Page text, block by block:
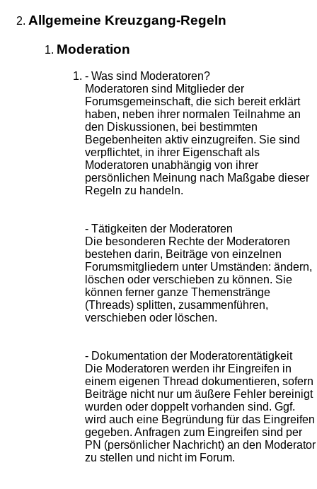
Allgemeine Kreuzgang-Regeln
Moderation
- Was sind Moderatoren?
Moderatoren sind Mitglieder der
Forumsgemeinschaft, die sich bereit erklärt
haben, neben ihrer normalen Teilnahme an
den Diskussionen, bei bestimmten
Begebenheiten aktiv einzugreifen. Sie sind
verpflichtet, in ihrer Eigenschaft als
Moderatoren unabhängig von ihrer
persönlichen Meinung nach Maßgabe dieser
Regeln zu handeln.
- Tätigkeiten der Moderatoren
Die besonderen Rechte der Moderatoren
bestehen darin, Beiträge von einzelnen
Forumsmitgliedern unter Umständen: ändern,
löschen oder verschieben zu können. Sie
können ferner ganze Themenstränge
(Threads) splitten, zusammenführen,
verschieben oder löschen.
- Dokumentation der Moderatorentätigkeit
Die Moderatoren werden ihr Eingreifen in
einem eigenen Thread dokumentieren, sofern
Beiträge nicht nur um äußere Fehler bereinigt
wurden oder doppelt vorhanden sind. Ggf.
wird auch eine Begründung für das Eingreifen
gegeben. Anfragen zum Eingreifen sind per
PN (persönlicher Nachricht) an den Moderator
zu stellen und nicht im Forum.